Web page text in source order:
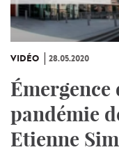
VIDÉO 28.05.2020
Émergence
pandémie
Etienne